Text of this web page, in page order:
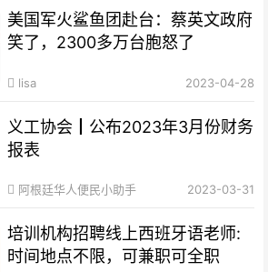
美国军火鲨鱼团赴台：蔡英文政府
笑了，2300多万台胞怒了
lisa 2023-04-28
义工协会┃公布2023年3月份财务
报表
阿根廷华人便民小助手 2023-03-31
培训机构招聘线上西班牙语老师:
时间地点不限，可兼职可全职